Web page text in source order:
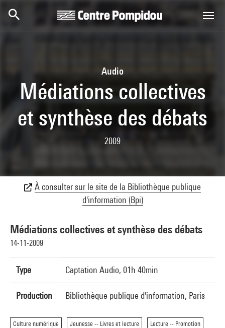
Audio
Médiations collectives
et synthèse des débats
2009
À consulter sur le site de la Bibliothèque publique
d'information (Bpi)
Médiations collectives et synthèse des débats
14-11-2009
Type Captation Audio, 01h 40min
Production Bibliothèque publique d'information, Paris
Culture numérique Jeunesse -- Livres et lecture Lecture -- Promotion